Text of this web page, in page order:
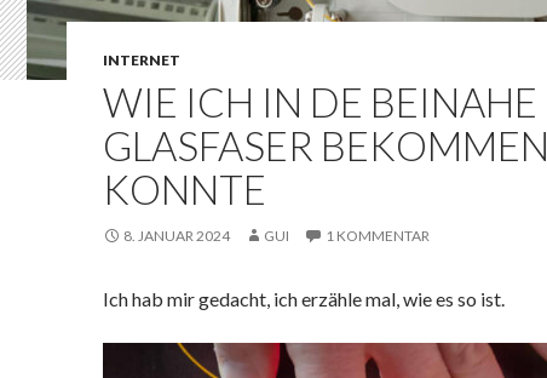
INTERNET
WIE ICH IN DE BEINAHE
GLASFASER BEKOMMEN
KONNTE
8. JANUAR 2024 GUI 1 KOMMENTAR
Ich hab mir gedacht, ich erzähle mal, wie es so ist.